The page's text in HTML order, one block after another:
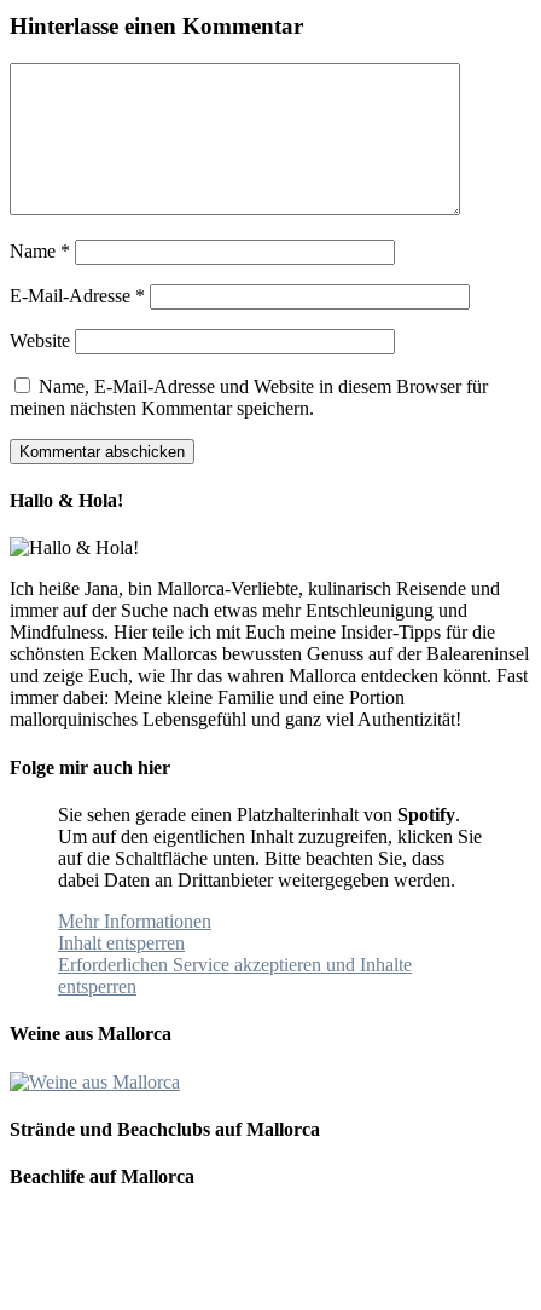
Hinterlasse einen Kommentar
Name *
E-Mail-Adresse *
Website
Name, E-Mail-Adresse und Website in diesem Browser für
meinen nächsten Kommentar speichern.
Hallo & Hola!
Ich heiße Jana, bin Mallorca-Verliebte, kulinarisch Reisende und
immer auf der Suche nach etwas mehr Entschleunigung und
Mindfulness. Hier teile ich mit Euch meine Insider-Tipps für die
schönsten Ecken Mallorcas bewussten Genuss auf der Baleareninsel
und zeige Euch, wie Ihr das wahren Mallorca entdecken könnt. Fast
immer dabei: Meine kleine Familie und eine Portion
mallorquinisches Lebensgefühl und ganz viel Authentizität!
Folge mir auch hier
Sie sehen gerade einen Platzhalterinhalt von Spotify.
Um auf den eigentlichen Inhalt zuzugreifen, klicken Sie
auf die Schaltfläche unten. Bitte beachten Sie, dass
dabei Daten an Drittanbieter weitergegeben werden.
Mehr Informationen
Inhalt entsperren
Erforderlichen Service akzeptieren und Inhalte
entsperren
Weine aus Mallorca
Strände und Beachclubs auf Mallorca
Beachlife auf Mallorca